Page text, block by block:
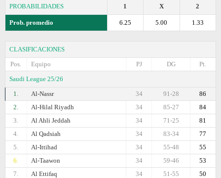
PROBABILIDADES 2
X
1
Prob. promedio 1.33
5.00
6.25
CLASIFICACIONES
Pos.
Equipo Pt.
DG
PJ
Saudi League 25/26
1.
Al-Nassr 86
91-28
34
2.
Al-Hilal Riyadh 84
85-27
34
3.
Al Ahli Jeddah 81
71-25
34
4.
Al Qadsiah 77
83-34
34
5.
Al-Ittihad 55
55-48
34
6.
Al-Taawon 53
59-46
34
7.
Al Ettifaq 50
51-55
34